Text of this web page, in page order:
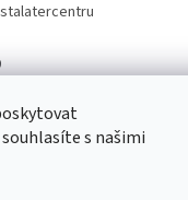
s našimi